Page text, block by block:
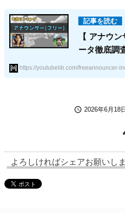
【 アナウ
ータ徹底調
https://youtubelib.com/freeannouncer-
 2026年6月18日
よろしければシェアお願いし